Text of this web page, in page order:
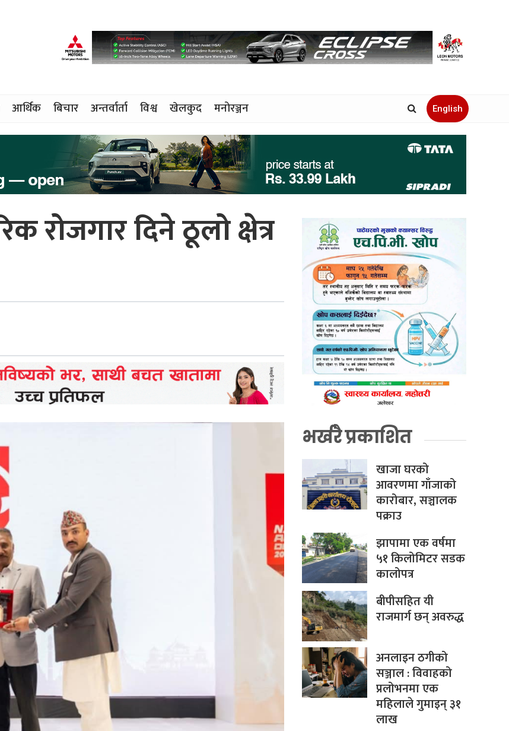
आर्थिक बिचार अन्तर्वार्ता विश्व खेलकुद
मनोरञ्जन
English
रोजगार दिने ठूलो क्षेत्र
भर्खरै प्रकाशित
खाजा घरको
आवरणमा गाँजाको
कारोबार, सञ्चालक
पक्राउ
झापामा एक वर्षमा
५१ किलोमिटर सडक
कालोपत्र
बीपीसहित यी
राजमार्ग छन् अवरुद्ध
अनलाइन ठगीको
सञ्जाल : विवाहको
प्रलोभनमा एक
महिलाले गुमाइन् ३१
लाख